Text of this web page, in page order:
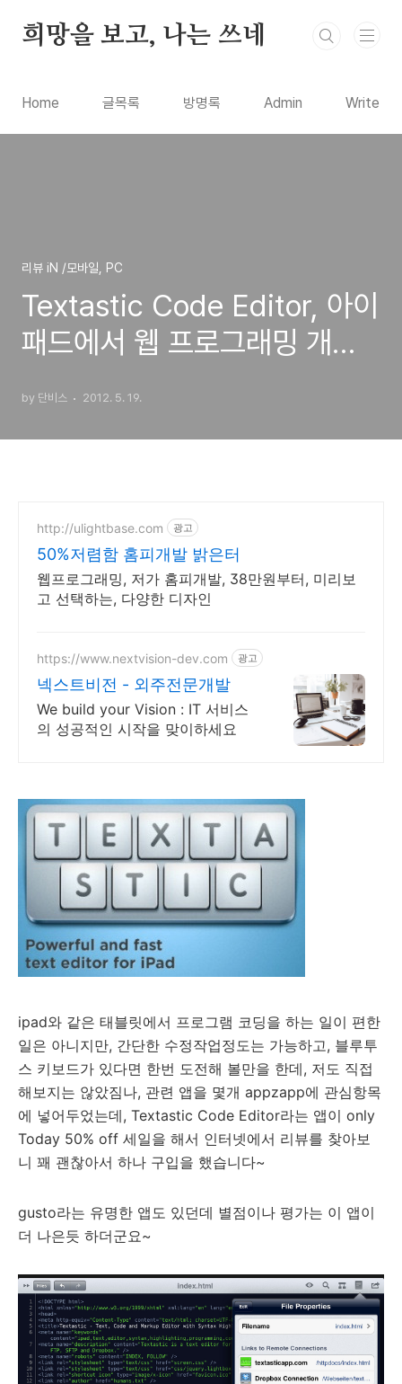
희망을 보고, 나는 쓰네
Home 글목록 방명록 Admin Write
리뷰 iN /모바일, PC
Textastic Code Editor, 아이
패드에서 웹 프로그래밍 개발
트)
by 단비스 2012. 5. 19.
http://ulightbase.com 광고
50%저렴함 홈피개발 밝은터
웹프로그래밍, 저가 홈피개발, 38만원부터, 미리보
고 선택하는, 다양한 디자인
https://www.nextvision-dev.com 광고
넥스트비전 - 외주전문개발
We build your Vision : IT 서비스
의 성공적인 시작을 맞이하세요
ipad와 같은 태블릿에서 프로그램 코딩을 하는 일이 편한
일은 아니지만, 간단한 수정작업정도는 가능하고, 블루투
스 키보드가 있다면 한번 도전해 볼만을 한데, 저도 직접
해보지는 않았짐나, 관련 앱을 몇개 appzapp에 관심항목
에 넣어두었는데, Textastic Code Editor라는 앱이 only
Today 50% off 세일을 해서 인터넷에서 리뷰를 찾아보
니 꽤 괜찮아서 하나 구입을 했습니다~
gusto라는 유명한 앱도 있던데 별점이나 평가는 이 앱이
더 나은듯 하더군요~